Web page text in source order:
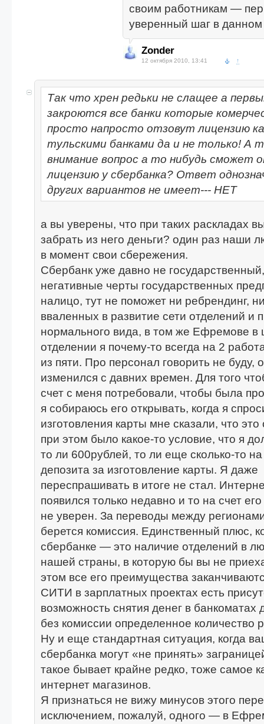
своим работникам —
уверенный шаг в
Zonder
12 октября 2010, 13:41 ↑
Так что хрен редьки не слащее а
закроются все банки которые
просто напросто отзовут лицензию
тульскими банками да и не только! А
внимание вопрос а то нибудь сможет
лицензию у сбербанка? Ответ
других вариантов не имеет--- НЕТ
а вы уверены, что при таких раскладах
забрать из него деньги? один раз наши
в момент свои сбережения.
Сбербанк уже давно не
негативные черты государственных
налицо, тут не поможет ни ребрендинг,
вваленных в развитие сети отделений и
нормального вида, в том же Ефремове в
отделении я почему-то всегда на 2
из пяти. Про персонал говорить не буду,
изменился с давних времен. Для того
счет с меня потребовали, чтобы была
я собираюсь его открывать, когда я
изготовления карты мне сказали, что
при этом было какое-то условие, что я
то ли 600рублей, то ли еще сколько-то на
депозита за изготовление карты. Я даже
переспрашивать в итоге не стал.
появился только недавно и то на счет
не уверен. За переводы между
берется комиссия. Единственный плюс,
сбербанке — это наличие отделений в
нашей страны, в которую бы вы не
этом все его преимущества
СИТИ в зарплатных проектах есть
возможность снятия денег в банкоматах
без комиссии определенное количество
Ну и еще стандартная ситуация, когда
сбербанка могут «не принять»
такое бывает крайне редко, тоже самое
интернет магазинов.
Я признаться не вижу минусов этого
исключением, пожалуй, одного — в